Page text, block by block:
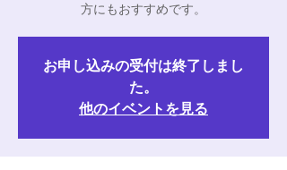
方にもおすすめです。
お申し込みの受付は終了しまし
た。
他のイベントを見る